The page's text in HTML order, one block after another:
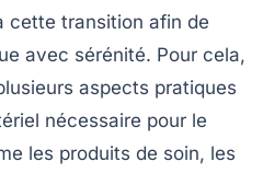
cette transition afin de
avec sérénité. Pour cela,
aspects pratiques
nécessaire pour le
les produits de soin, les